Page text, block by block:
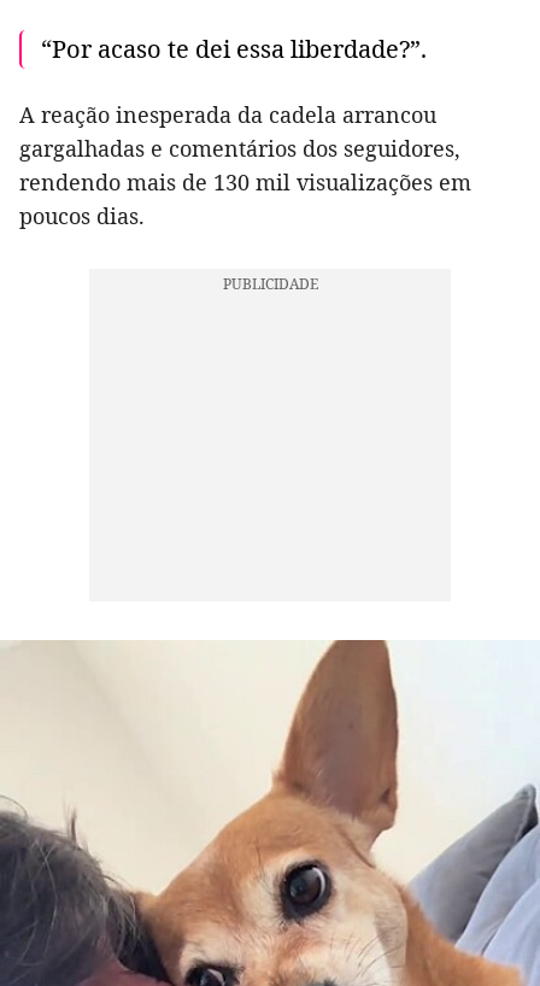
“Por acaso te dei essa liberdade?”.
A reação inesperada da cadela arrancou
gargalhadas e comentários dos seguidores,
rendendo mais de 130 mil visualizações em
poucos dias.